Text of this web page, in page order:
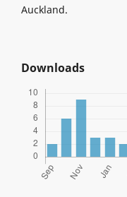
Auckland.
Downloads